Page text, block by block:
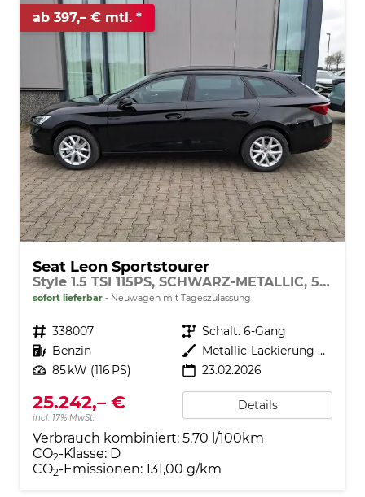
ab 397,– € mtl.
Seat Leon Sportstourer
Style 1.5 TSI 115PS, SCHWARZ-METALLIC, 5 Jahre Garantie, 16" ALU, MATRIX-LED, Privacy-Glas, Winter-Paket, 3-Zonen-Climatronic, ParkAssist, Parksensoren v/h, Rückfahrkamera, Radio 10,4" + Full-Link, Tempomat, M-Lederlenkrad, variabler Ladeboden
sofort lieferbar Neuwagen mit Tageszulassung
Fahrzeugnr. 338007 Getriebe Schalt. 6-Gang
Kraftstoff Benzin Außenfarbe
Metallic-Lackierung Nacht-Schwarz
Leistung 85 kW (116 PS) 23.02.2026
25.242,– €
incl. 17% MwSt.
Details
Verbrauch kombiniert: 5,70 l/100km
CO2-Klasse: D
CO2-Emissionen: 131,00 g/km